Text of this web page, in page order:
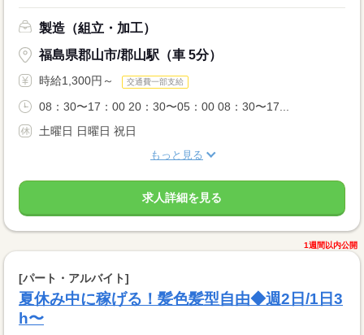
製造（組立・加工）
福島県郡山市/郡山駅（車 5分）
時給1,300円～ 交通費一部支給
08：30〜17：00 20：30〜05：00 08：30〜17...
土曜日 日曜日 祝日
もっと見る
求人詳細を見る
1週間以内公開
[パート・アルバイト]
夏休み中に稼げる！髪色髪型自由◆週2日/1日3
h〜